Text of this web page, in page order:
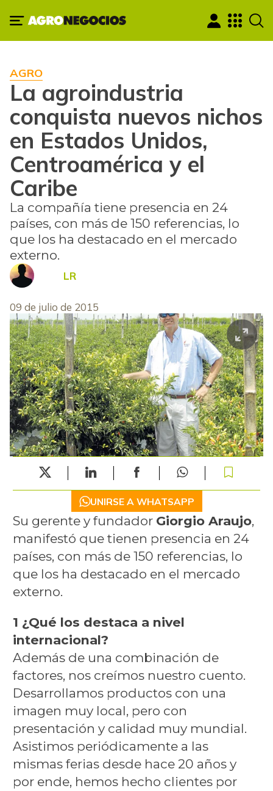
AGRO
La agroindustria
conquista nuevos nichos
en Estados Unidos,
Centroamérica y el
Caribe
La compañía tiene presencia en 24
países, con más de 150 referencias, lo
que los ha destacado en el mercado
externo.
LR
09 de julio de 2015
UNIRSE A WHATSAPP
Su gerente y fundador Giorgio Araujo,
manifestó que tienen presencia en 24
países, con más de 150 referencias, lo
que los ha destacado en el mercado
externo.
1 ¿Qué los destaca a nivel
internacional?
Además de una combinación de
factores, nos creímos nuestro cuento.
Desarrollamos productos con una
imagen muy local, pero con
presentación y calidad muy mundial.
Asistimos periódicamente a las
mismas ferias desde hace 20 años y
por ende, hemos hecho clientes por